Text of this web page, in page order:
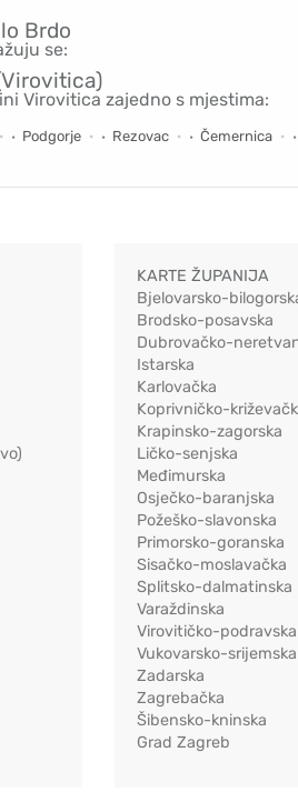
Brdo
se:
Virovitica zajedno s mjestima:
Podgorje Rezovac Čemernica
KARTE ŽUPANIJA
Bjelovarsko-
Brodsko-posavska
Dubrovačko-
Istarska
Karlovačka
Koprivničko-
Krapinsko-zagorska
Ličko-senjska
Međimurska
Osječko-baranjska
Požeško-slavonska
Primorsko-goranska
Sisačko-moslavačka
Splitsko-dalmatinska
Varaždinska
Virovitičko-podravska
Vukovarsko-srijemska
Zadarska
Zagrebačka
Šibensko-kninska
Grad Zagreb